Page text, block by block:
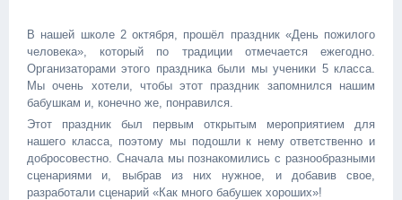
В нашей школе 2 октября, прошёл праздник «День пожилого
человека», который по традиции отмечается ежегодно.
Организаторами этого праздника были мы ученики 5 класса.
Мы очень хотели, чтобы этот праздник запомнился нашим
бабушкам и, конечно же, понравился.
Этот праздник был первым открытым мероприятием для
нашего класса, поэтому мы подошли к нему ответственно и
добросовестно. Сначала мы познакомились с разнообразными
сценариями и, выбрав из них нужное, и добавив свое,
разработали сценарий «Как много бабушек хороших»!